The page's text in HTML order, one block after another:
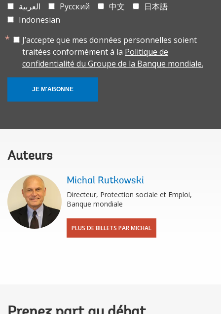
العربية
Русский 中文
日本語
Indonesian
J’accepte que mes données personnelles soient
traitées conformément à la Politique de
confidentialité du Groupe de la Banque mondiale.
JE M'ABONNE
Auteurs
Michal Rutkowski
Directeur, Protection sociale et Emploi,
Banque mondiale
PLUS DE BILLETS PAR MICHAL